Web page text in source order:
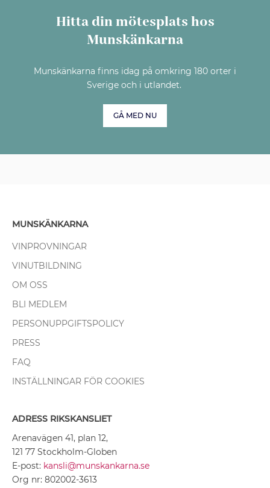
Hitta din mötesplats hos
Munskänkarna
Munskänkarna finns idag på omkring 180 orter i
Sverige och i utlandet.
GÅ MED NU
MUNSKÄNKARNA
VINPROVNINGAR
VINUTBILDNING
OM OSS
BLI MEDLEM
PERSONUPPGIFTSPOLICY
PRESS
FAQ
INSTÄLLNINGAR FÖR COOKIES
ADRESS RIKSKANSLIET
Arenavägen 41, plan 12,
121 77 Stockholm-Globen
E-post: kansli@munskankarna.se
Org nr: 802002-3613